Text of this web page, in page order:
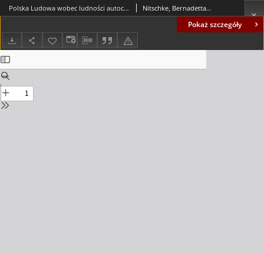
Pokaż szczegóły
Polska Ludowa wobec ludności autochtonicznej na przykładzie ziemi babimojskiej = The people's Republic of Poland towards the indigenous population using the example of Babimost Lands Nitschke, Bernadetta (1964- )